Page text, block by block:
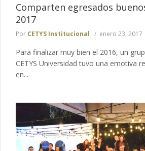
Comparten egresados
2017
Por CETYS Institucional enero 23, 2017
Para finalizar muy bien el 2016, un
CETYS Universidad tuvo una emotiva
en...